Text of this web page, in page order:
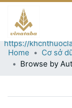
Home
Browse by
07.Luật
Permanent URI
https://